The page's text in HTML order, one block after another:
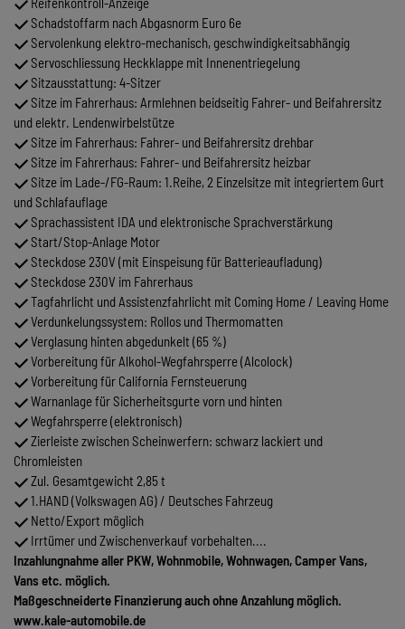
Schadstoffarm nach Abgasnorm Euro 6e
Servolenkung elektro-mechanisch, geschwindigkeitsabhängig
Servoschliessung Heckklappe mit Innenentriegelung
Sitzausstattung: 4-Sitzer
Sitze im Fahrerhaus: Armlehnen beidseitig Fahrer- und Beifahrersitz
und elektr. Lendenwirbelstütze
Sitze im Fahrerhaus: Fahrer- und Beifahrersitz drehbar
Sitze im Fahrerhaus: Fahrer- und Beifahrersitz heizbar
Sitze im Lade-/FG-Raum: 1.Reihe, 2 Einzelsitze mit integriertem Gurt
und Schlafauflage
Sprachassistent IDA und elektronische Sprachverstärkung
Start/Stop-Anlage Motor
Steckdose 230V (mit Einspeisung für Batterieaufladung)
Steckdose 230V im Fahrerhaus
Tagfahrlicht und Assistenzfahrlicht mit Coming Home / Leaving Home
Verdunkelungssystem: Rollos und Thermomatten
Verglasung hinten abgedunkelt (65 %)
Vorbereitung für Alkohol-Wegfahrsperre (Alcolock)
Vorbereitung für California Fernsteuerung
Warnanlage für Sicherheitsgurte vorn und hinten
Wegfahrsperre (elektronisch)
Zierleiste zwischen Scheinwerfern: schwarz lackiert und
Chromleisten
Zul. Gesamtgewicht 2,85 t
1.HAND (Volkswagen AG) / Deutsches Fahrzeug
Netto/Export möglich
Irrtümer und Zwischenverkauf vorbehalten....
Inzahlungnahme aller PKW, Wohnmobile, Wohnwagen, Camper Vans,
Vans etc. möglich.
Maßgeschneiderte Finanzierung auch ohne Anzahlung möglich.
www.kale-automobile.de